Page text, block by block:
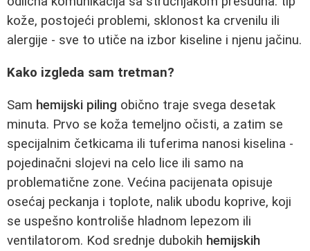
kože, postojeći problemi, sklonost ka crvenilu ili
alergije - sve to utiče na izbor kiseline i njenu jačinu.
Kako izgleda sam tretman?
Sam hemijski piling obično traje svega desetak
minuta. Prvo se koža temeljno očisti, a zatim se
specijalnim četkicama ili tuferima nanosi kiselina -
pojedinačni slojevi na celo lice ili samo na
problematične zone. Većina pacijenata opisuje
osećaj peckanja i toplote, nalik ubodu koprive, koji
se uspešno kontroliše hladnom lepezom ili
ventilatorom. Kod srednje dubokih hemijskih